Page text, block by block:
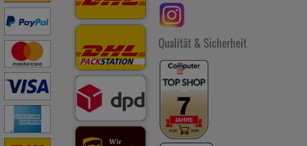
Qualität & Sicherheit